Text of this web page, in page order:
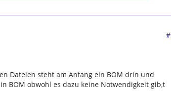
Dateien steht am Anfang ein BOM drin und
BOM obwohl es dazu keine Notwendigkeit gib,t